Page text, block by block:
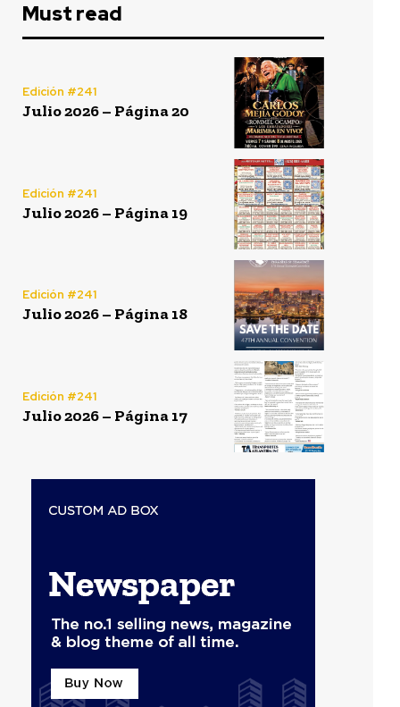
Must read
Edición #241
Julio 2026 – Página 20
Edición #241
Julio 2026 – Página 19
Edición #241
Julio 2026 – Página 18
Edición #241
Julio 2026 – Página 17